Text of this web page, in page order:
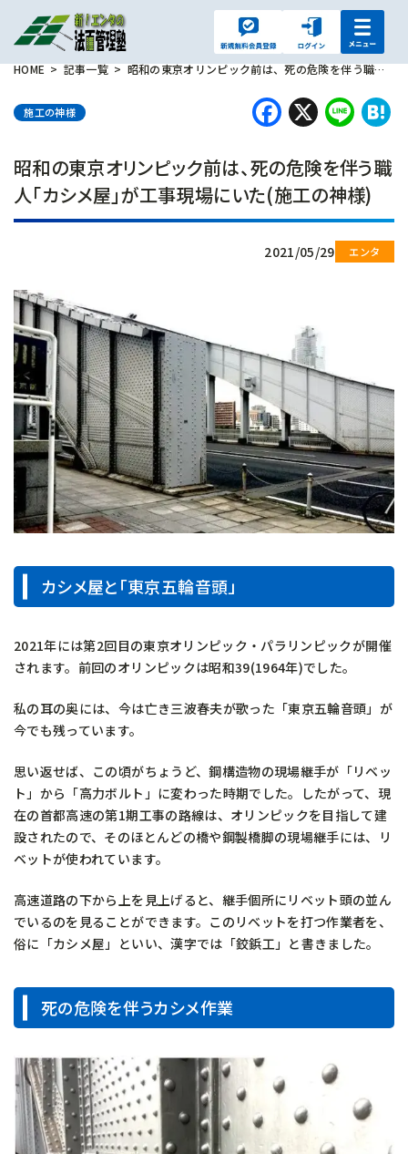
HOME 記事一覧 昭和の東京オリンピック前は、死の危険を伴う職人「カシメ屋」が工事現場にいた(施工の神様)
施工の神様 X
昭和の東京オリンピック前は、死の危険を伴う職
人「カシメ屋」が工事現場にいた(施工の神様)
2021/05/29
カシメ屋と「東京五輪音頭」
2021年には第2回目の東京オリンピック・パラリンピックが開催
されます。前回のオリンピックは昭和39(1964年)でした。
私の耳の奥には、今は亡き三波春夫が歌った「東京五輪音頭」が
今でも残っています。
思い返せば、この頃がちょうど、鋼構造物の現場継手が「リベッ
ト」から「高力ボルト」に変わった時期でした。したがって、現
在の首都高速の第1期工事の路線は、オリンピックを目指して建
設されたので、そのほとんどの橋や鋼製橋脚の現場継手には、リ
ベットが使われています。
高速道路の下から上を見上げると、継手個所にリベット頭の並ん
でいるのを見ることができます。このリベットを打つ作業者を、
俗に「カシメ屋」といい、漢字では「鉸鋲工」と書きました。
死の危険を伴うカシメ作業